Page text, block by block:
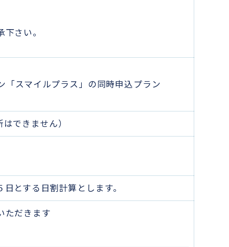
さい。
「スマイルプラス」の同時申込プラン
できません）
とする日割計算とします。
ただきます